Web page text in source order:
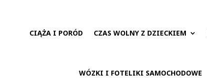
CIĄŻA I PORÓD CZAS WOLNY Z DZIECKIEM
WÓZKI I FOTELIKI SAMOCHODOWE